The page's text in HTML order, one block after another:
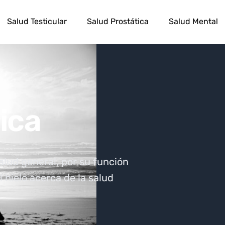
Salud Testicular Salud Prostática Salud Mental
general, por su función
hielo acerca de la salud